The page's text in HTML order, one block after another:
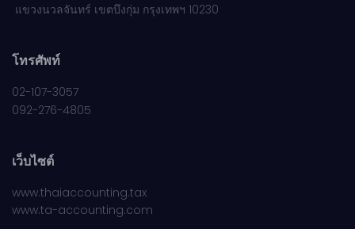
แขวงนวลจันทร์ เขตบึงกุ่ม กรุงเทพฯ 10230
โทรศัพท์
02-107-3057
092-276-4805
เว็บไซต์
www.thaiaccounting.tax
www.ta-accounting.com